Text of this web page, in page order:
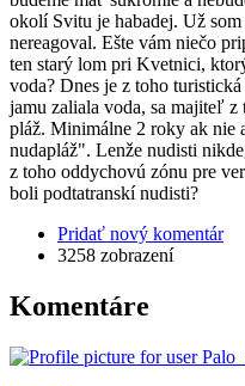
okolí Svitu je habadej. Už
nereagoval. Ešte vám niečo
ten starý lom pri Kvetnici,
voda? Dnes je z toho
jamu zaliala voda, sa majiteľ
pláž. Minimálne 2 roky ak nie
nudapláž". Lenže nudisti
z toho oddychovú zónu pre
boli podtatranskí nudisti?
Pridať nový komentár
3258 zobrazení
Komentáre